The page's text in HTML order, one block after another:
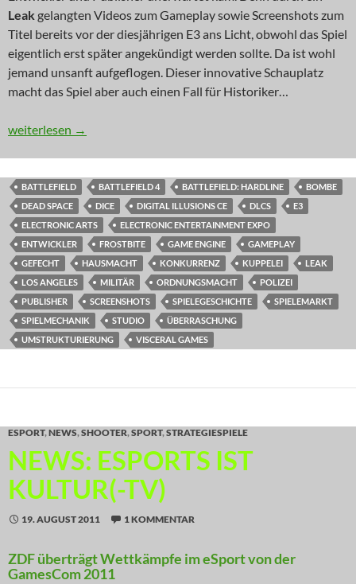
Leak gelangten Videos zum Gameplay sowie Screenshots zum
Titel bereits vor der diesjährigen E3 ans Licht, obwohl das Spiel
eigentlich erst später angekündigt werden sollte. Da ist wohl
jemand unsanft aufgeflogen. Dieser innovative Schauplatz
macht das Spiel aber auch einen Fall für Historiker…
NEWS: Aufgeflogen
weiterlesen →
BATTLEFIELD BATTLEFIELD 4 BATTLEFIELD: HARDLINE
BOMBE
DEAD SPACE
DICE DIGITAL ILLUSIONS CE DLCS
E3
ELECTRONIC ARTS
ELECTRONIC ENTERTAINMENT EXPO
ENTWICKLER
FROSTBITE GAME ENGINE
GAMEPLAY
GEFECHT
HAUSMACHT KONKURRENZ KUPPELEI
LEAK
LOS ANGELES
MILITÄR ORDNUNGSMACHT
POLIZEI
PUBLISHER
SCREENSHOTS SPIELEGESCHICHTE
SPIELEMARKT
SPIELMECHANIK
STUDIO
ÜBERRASCHUNG
UMSTRUKTURIERUNG
VISCERAL GAMES
ESPORT,NEWS,SHOOTER,SPORT,STRATEGIESPIELE
NEWS: ESPORTS IST
KULTUR(-TV)
19. AUGUST 2011 1 KOMMENTAR
ZDF überträgt Wettkämpfe im eSport von der
GamesCom 2011